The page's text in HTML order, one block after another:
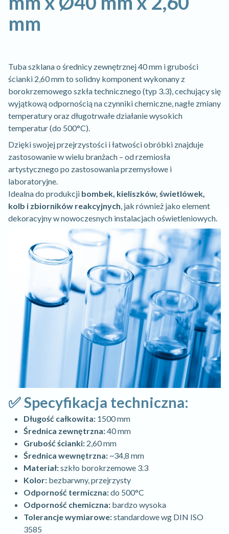
mm
Tuba szklana o średnicy zewnętrznej 40 mm i grubości
ścianki 2,60 mm to solidny komponent wykonany z
borokrzemowego szkła technicznego (typ 3.3), cechujący się
wyjątkową odpornością na czynniki chemiczne, nagłe zmiany
temperatury oraz długotrwałe działanie wysokich
temperatur (do 500°C).
Dzięki swojej przejrzystości i łatwości obróbki znajduje
zastosowanie w wielu branżach – od rzemiosła
artystycznego po zastosowania przemysłowe i
laboratoryjne.
Idealna do produkcji bombek, kieliszków, świetlówek,
kolb i zbiorników reakcyjnych, jak również jako element
dekoracyjny w nowoczesnych instalacjach oświetleniowych.
✅ Specyfikacja techniczna:
Długość całkowita: 1500 mm
Średnica zewnętrzna:40 mm
Grubość ścianki: 2,60 mm
Średnica wewnętrzna: ~34,8 mm
Materiał:szkło borokrzemowe 3.3
Kolor: bezbarwny, przejrzysty
Odporność termiczna:do 500°C
Odporność chemiczna: bardzo wysoka
Tolerancje wymiarowe:standardowe wg DIN ISO
3585